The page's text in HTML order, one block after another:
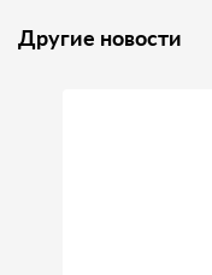
Другие новости